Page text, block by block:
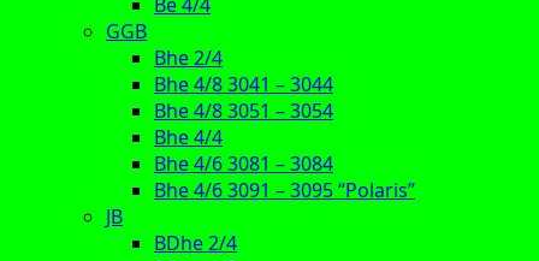
GGB
Bhe 2/4
Bhe 4/8 3041 – 3044
Bhe 4/8 3051 – 3054
Bhe 4/4
Bhe 4/6 3081 – 3084
Bhe 4/6 3091 – 3095 “Polaris”
JB
BDhe 2/4